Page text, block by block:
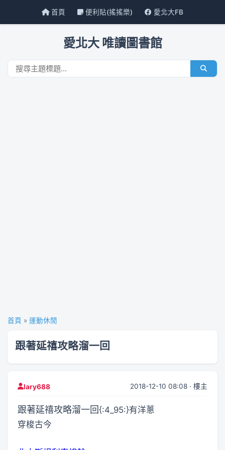
首頁 便利貼(搖搖樂) 愛北大FB
愛北大 唯讀圖書館
首頁 » 運動休閒
跟著延禧攻略溜一回
lary688 2018-12-10 08:08 · 樓主
跟著延禧攻略溜一回{:4_95:}有洋蔥
穿梭古今